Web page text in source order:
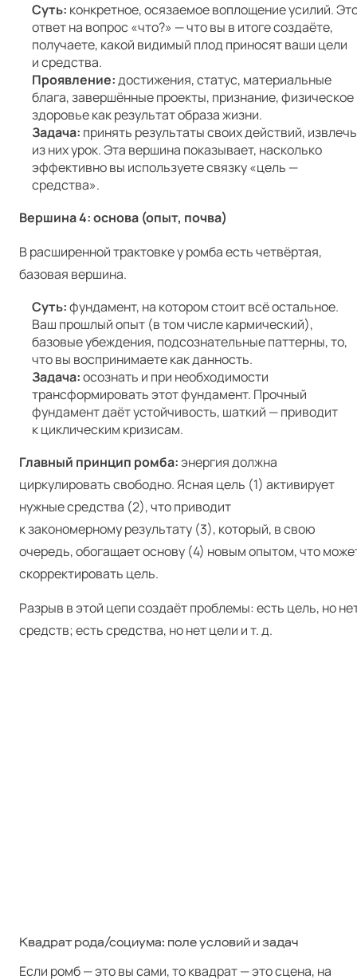
Суть: конкретное, осязаемое воплощение усилий.
ответ на вопрос «что?» — что вы в итоге создаёте,
получаете, какой видимый плод приносят ваши цели
и средства.
Проявление:достижения, статус, материальные
блага, завершённые проекты, признание, физическое
здоровье как результат образа жизни.
Задача: принять результаты своих действий, извлечь
из них урок. Эта вершина показывает, насколько
эффективно вы используете связку «цель —
средства».
Вершина 4: основа (опыт, почва)
В расширенной трактовке у ромба есть четвёртая,
базовая вершина.
Суть:фундамент, на котором стоит всё остальное.
Ваш прошлый опыт (в том числе кармический),
базовые убеждения, подсознательные паттерны, то,
что вы воспринимаете как данность.
Задача:осознать и при необходимости
трансформировать этот фундамент. Прочный
фундамент даёт устойчивость, шаткий — приводит
к циклическим кризисам.
Главный принцип ромба:энергия должна
циркулировать свободно. Ясная цель (1) активирует
нужные средства (2), что приводит
к закономерному результату (3), который, в свою
очередь, обогащает основу (4) новым опытом, что
скорректировать цель.
Разрыв в этой цепи создаёт проблемы: есть цель, но
средств; есть средства, но нет цели и т. д.
Квадрат рода/социума: поле условий и задач
Если ромб — это вы сами, то квадрат — это сцена, на